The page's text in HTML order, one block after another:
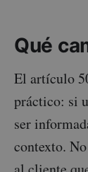
Qué
El artículo
práctico: si
ser
contexto.